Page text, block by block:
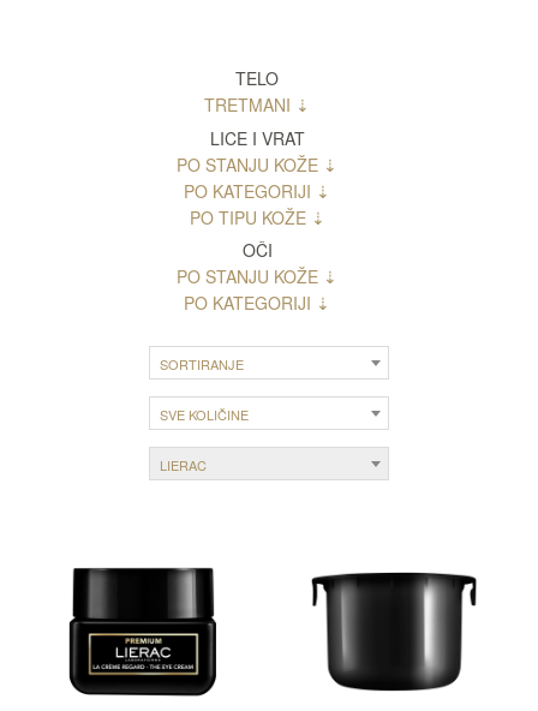
TELO
TRETMANI
LICE I VRAT
PO STANJU KOŽE
PO KATEGORIJI
PO TIPU KOŽE
OČI
PO STANJU KOŽE
PO KATEGORIJI
SORTIRANJE
SVE KOLIČINE
LIERAC